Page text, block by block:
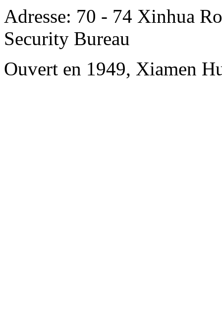
Adresse: 70 - 74 Xinhua
Security Bureau
Ouvert en 1949, Xiamen